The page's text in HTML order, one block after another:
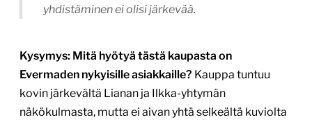
yhdistäminen ei olisi järkevää.
Kysymys: Mitä hyötyä tästä kaupasta on
Evermaden nykyisille asiakkaille? Kauppa tuntuu
kovin järkevältä Lianan ja Ilkka-yhtymän
näkökulmasta, mutta ei aivan yhtä selkeältä kuviolta